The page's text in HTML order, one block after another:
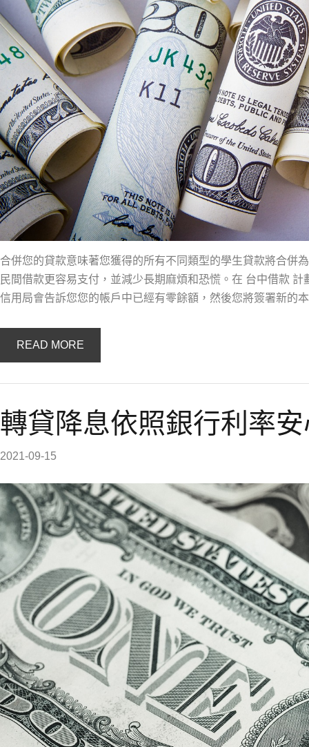
合併您的貸款意味著您獲得的所有不同類型的學生貸款將合併
民間借款更容易支付，並減少長期麻煩和恐慌。在 台中借款
信用局會告訴您您的帳戶中已經有零餘額，然後您將簽署新的
READ MORE
轉貸降息依照銀行利率
2021-09-15